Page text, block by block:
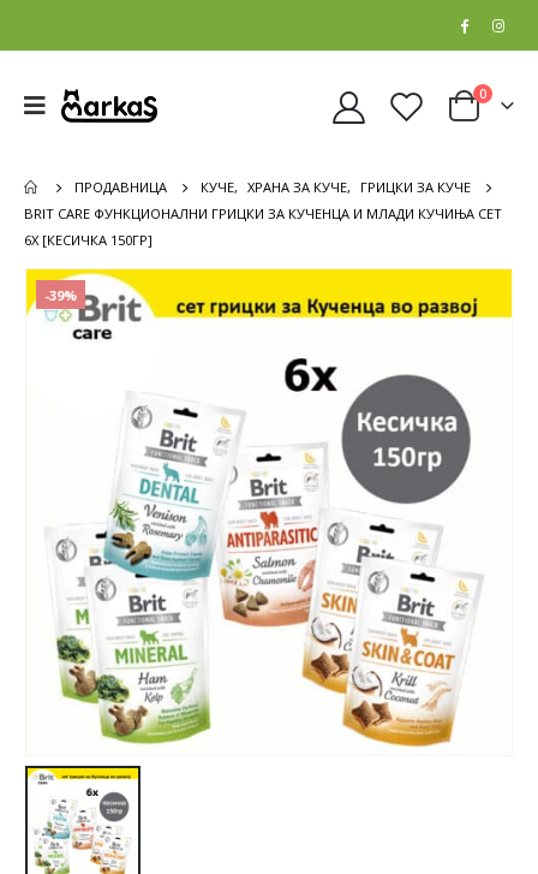
0
ПРОДАВНИЦА КУЧЕ, ХРАНА ЗА КУЧЕ,
ГРИЦКИ ЗА КУЧЕ
BRIT CARE ФУНКЦИОНАЛНИ ГРИЦКИ ЗА КУЧЕНЦА И МЛАДИ КУЧИЊА СЕТ
6Х [КЕСИЧКА 150ГР]
-39%